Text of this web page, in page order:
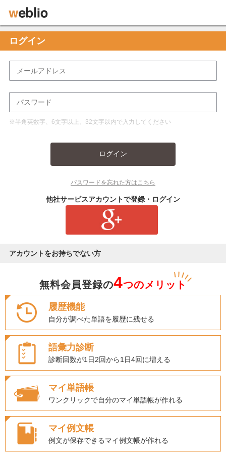
ログイン
※半角英数字、6文字以上、32文字以内で入力してください
ログイン
パスワードを忘れた方はこちら
他社サービスアカウントで登録・ログイン
アカウントをお持ちでない方
無料会員登録の4つのメリット
履歴機能
自分が調べた単語を履歴に残せる
語彙力診断
診断回数が1日2回から1日4回に増える
マイ単語帳
ワンクリックで自分のマイ単語帳が作れる
マイ例文帳
例文が保存できるマイ例文帳が作れる